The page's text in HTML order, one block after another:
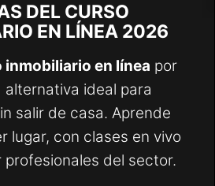
DEL CURSO
EN LÍNEA 2026
inmobiliario en línea por
alternativa ideal para
salir de casa. Aprende
lugar, con clases en vivo
del sector.